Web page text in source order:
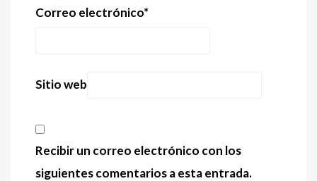
Correo electrónico*
Sitio web
Recibir un correo electrónico con los
siguientes comentarios a esta entrada.